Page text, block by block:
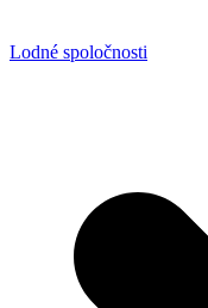
Lodné spoločnosti